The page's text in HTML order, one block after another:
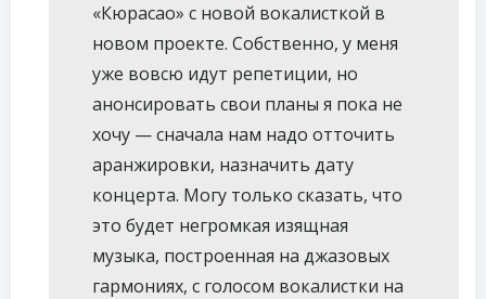
«Кюрасао» с новой вокалисткой в
новом проекте. Собственно, у меня
уже вовсю идут репетиции, но
анонсировать свои планы я пока не
хочу — сначала нам надо отточить
аранжировки, назначить дату
концерта. Могу только сказать, что
это будет негромкая изящная
музыка, построенная на джазовых
гармониях, с голосом вокалистки на